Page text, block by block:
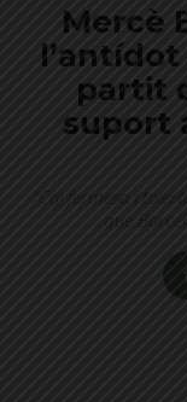
Mercè
partit
suport
"Cal fermesa i
que